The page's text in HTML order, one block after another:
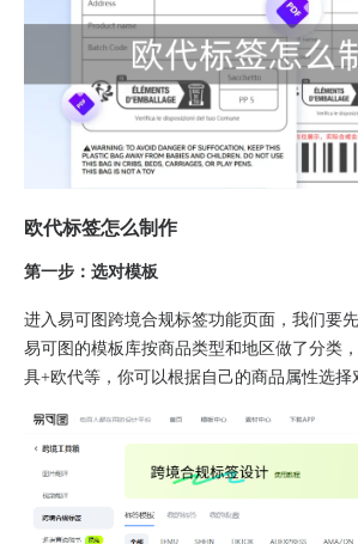
欧代标签怎么制作
第一步：选对模板
进入易可图跨境合规标签功能页面，我们要
易可图的模板库按商品类型和地区做了分类
具+欧代等，你可以根据自己的商品属性选择